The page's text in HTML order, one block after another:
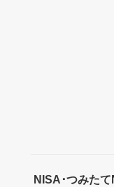
NISA･つみた